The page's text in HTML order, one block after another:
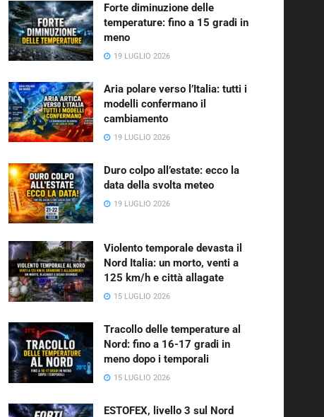
Forte diminuzione delle
temperature: fino a 15 gradi in
meno
19 LUGLIO 2026
Aria polare verso l’Italia: tutti i
modelli confermano il
cambiamento
19 LUGLIO 2026
Duro colpo all’estate: ecco la
data della svolta meteo
19 LUGLIO 2026
Violento temporale devasta il
Nord Italia: un morto, venti a
125 km/h e città allagate
15 LUGLIO 2026
Tracollo delle temperature al
Nord: fino a 16-17 gradi in
meno dopo i temporali
15 LUGLIO 2026
ESTOFEX, livello 3 sul Nord